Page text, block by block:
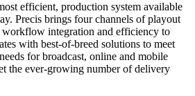
efficient, production system available
Precis brings four channels of playout
workflow integration and efficiency to
with best-of-breed solutions to meet
for broadcast, online and mobile
the ever-growing number of delivery